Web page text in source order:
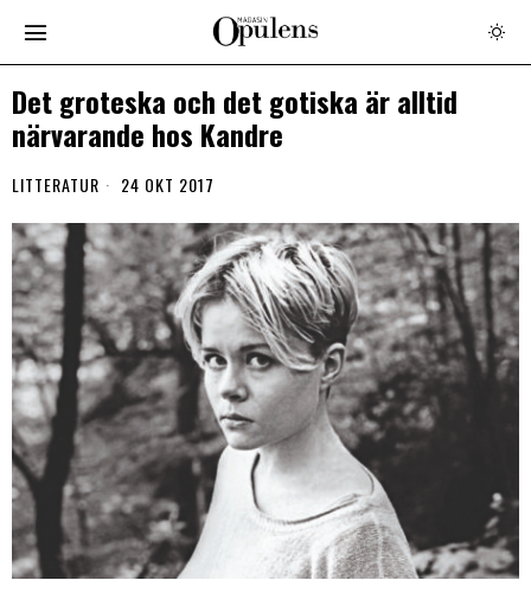
Det groteska och det gotiska är alltid
närvarande hos Kandre
LITTERATUR 24 OKT 2017